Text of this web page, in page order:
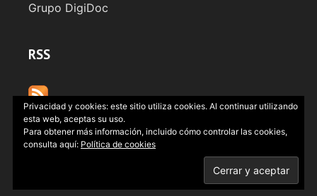
Grupo DigiDoc
RSS
UPF · DigiDoc
Privacidad y cookies: este sitio utiliza cookies. Al continuar utilizando
esta web, aceptas su uso.
Para obtener más información, incluido cómo controlar las cookies,
consulta aquí: Política de cookies